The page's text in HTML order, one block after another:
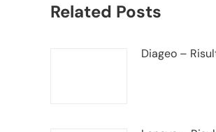
Related Posts
Diageo –